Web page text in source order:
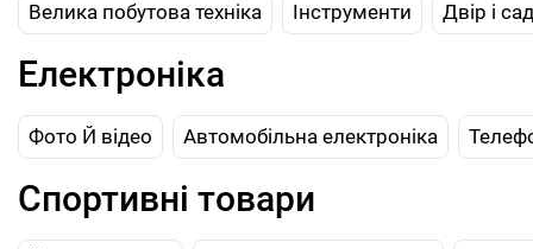
Велика побутова техніка Інструменти Двір і сад
Електроніка
Фото Й відео Автомобільна електроніка
Спортивні товари